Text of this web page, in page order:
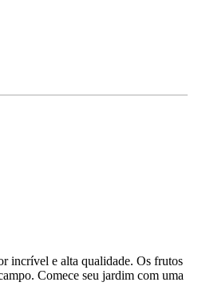
incrível e alta qualidade. Os frutos
Comece seu jardim com uma